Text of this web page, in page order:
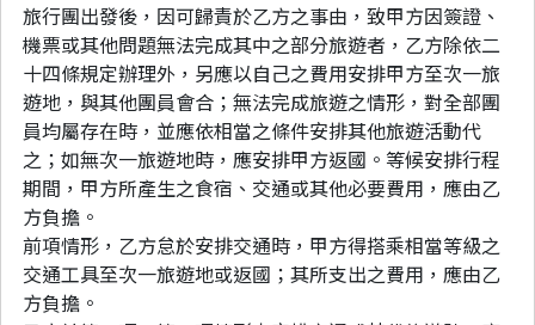
旅行團出發後，因可歸責於乙方之事由，致甲方因簽證、
機票或其他問題無法完成其中之部分旅遊者，乙方除依二
十四條規定辦理外，另應以自己之費用安排甲方至次一旅
遊地，與其他團員會合；無法完成旅遊之情形，對全部團
員均屬存在時，並應依相當之條件安排其他旅遊活動代
之；如無次一旅遊地時，應安排甲方返國。等候安排行程
期間，甲方所產生之食宿、交通或其他必要費用，應由乙
方負擔。
前項情形，乙方怠於安排交通時，甲方得搭乘相當等級之
交通工具至次一旅遊地或返國；其所支出之費用，應由乙
方負擔。